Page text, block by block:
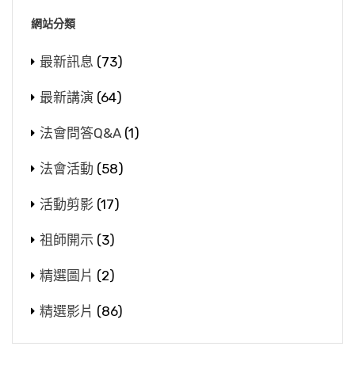
網站分類
最新訊息 (73)
最新講演 (64)
法會問答Q&A (1)
法會活動 (58)
活動剪影 (17)
祖師開示 (3)
精選圖片 (2)
精選影片 (86)